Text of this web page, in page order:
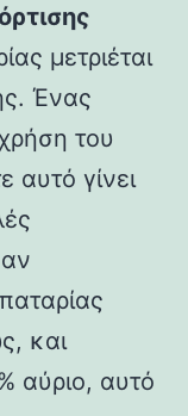
μετριέται
Ένας
του
αυτό γίνει
και
αύριο, αυτό